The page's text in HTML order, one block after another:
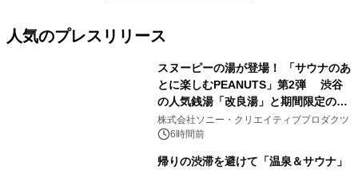
人気のプレスリリース
スヌーピーの湯が登場！ 「サウナのあ
とに楽しむPEANUTS」第2弾 渋谷
の人気銭湯「改良湯」と期間限定のコ
ラボレーション サウナイキタイコラ
ボグッズも発売決定！
株式会社ソニー・クリエイティブプロダクツ
6時間前
帰りの渋滞を避けて「温泉＆サウナ」